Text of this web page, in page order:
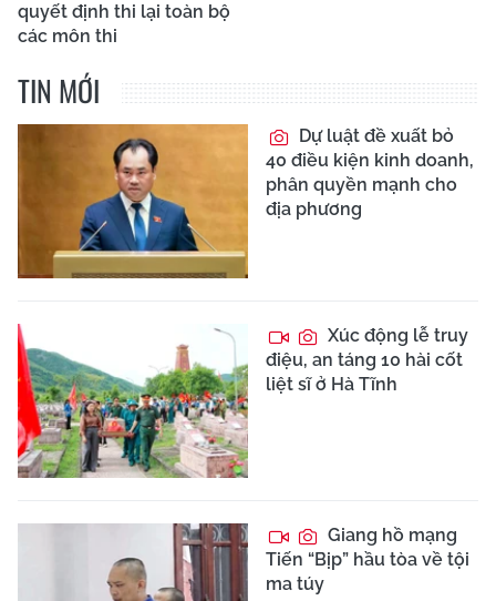
quyết định thi lại toàn bộ
các môn thi
TIN MỚI
Dự luật đề xuất bỏ
40 điều kiện kinh doanh,
phân quyền mạnh cho
địa phương
Xúc động lễ truy
điệu, an táng 10 hài cốt
liệt sĩ ở Hà Tĩnh
Giang hồ mạng
Tiến “Bịp” hầu tòa về tội
ma túy